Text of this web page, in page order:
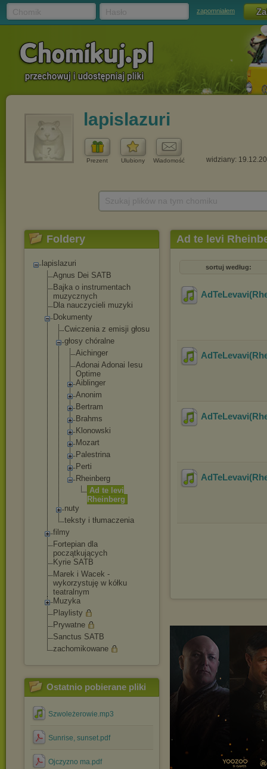
zapomniałem
lapislazuri
Prezent Ulubiony Wiadomość widziany:
Foldery
lapislazuri
Agnus Dei SATB
Bajka o instrumentach
muzycznych
Dla nauczycieli muzyki
Dokumenty
Cwiczenia z emisji głosu
głosy chóralne
Aichinger
Adonai Adonai Iesu
Optime
Aiblinger
Anonim
Bertram
Brahms
Klonowski
Mozart
Palestrina
Perti
Rheinberg
Ad te levi
Rheinberg
nuty
teksty i tłumaczenia
filmy
Fortepian dla
początkujących
Kyrie SATB
Marek i Wacek -
wykorzystuję w kółku
teatralnym
Muzyka
Playlisty
Prywatne
Sanctus SATB
zachomikowane
Ostatnio pobierane pliki
Szwoleżerowie.mp3
Sunrise, sunset.pdf
Ojczyzno ma.pdf
Ad te levi
sortuj według: